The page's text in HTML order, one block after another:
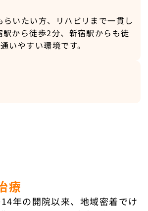
いたい方、リハビリまで一貫し
から徒歩2分、新宿駅からも徒
いやすい環境です。
療
年の開院以来、地域密着でけ